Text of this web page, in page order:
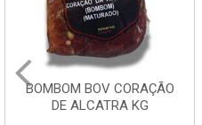
BOMBOM BOV CORAÇÃO
DE ALCATRA KG